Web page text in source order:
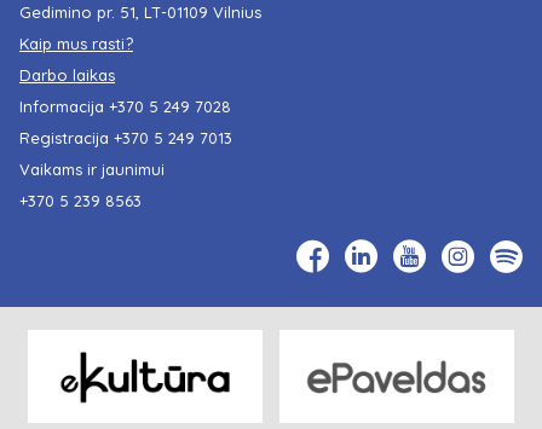
Gedimino pr. 51, LT-01109 Vilnius
Kaip mus rasti?
Darbo laikas
Informacija +370 5 249 7028
Registracija +370 5 249 7013
Vaikams ir jaunimui
+370 5 239 8563